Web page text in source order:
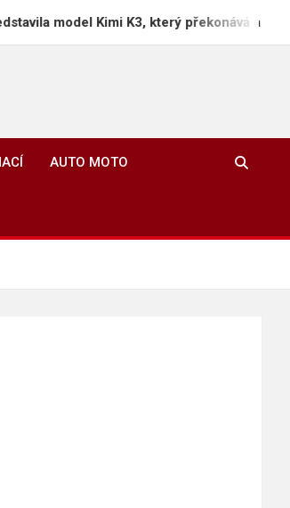
Kimi K3, který překonává americké AI
AUTO MOTO